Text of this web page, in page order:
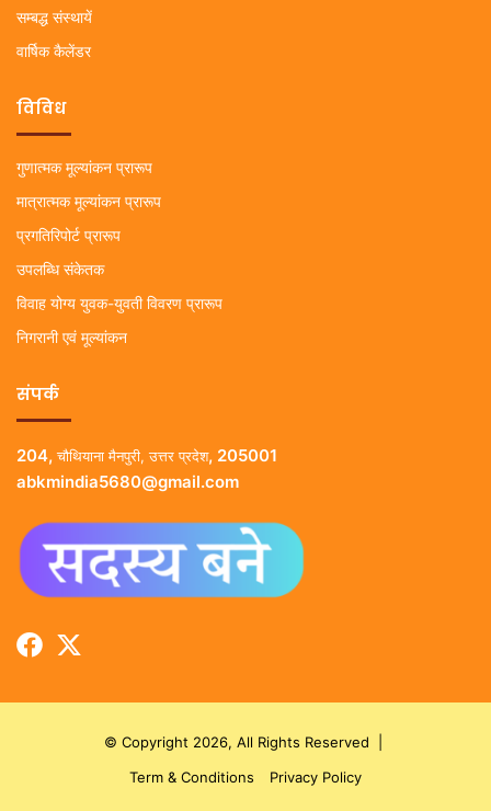
सम्बद्ध संस्थायें
वार्षिक कैलेंडर
विविध
गुणात्मक मूल्यांकन प्रारूप
मात्रात्मक मूल्यांकन प्रारूप
प्रगतिरिपोर्ट प्रारूप
उपलब्धि संकेतक
विवाह योग्य युवक-युवती विवरण प्रारूप
निगरानी एवं मूल्यांकन
संपर्क
204,चौथियाना मैनपुरी, उत्तर प्रदेश, 205001
abkmindia5680@gmail.com
© Copyright 2026, All Rights Reserved |
Term & Conditions
Privacy Policy